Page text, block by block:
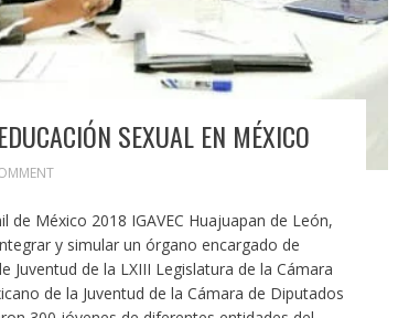
SEXUAL EN MÉXICO
México 2018 IGAVEC Huajuapan de León,
y simular un órgano encargado de
de la LXIII Legislatura de la Cámara
de la Juventud de la Cámara de Diputados